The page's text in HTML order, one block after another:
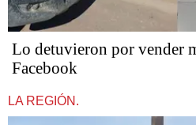
Lo detuvieron por vender
Facebook
LA REGIÓN.